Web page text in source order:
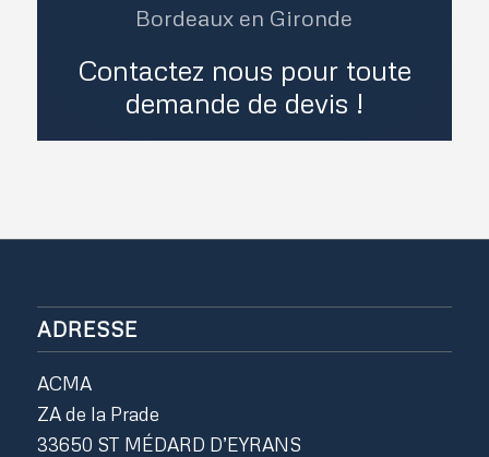
Bordeaux en Gironde
Contactez nous pour toute
demande de devis !
ADRESSE
ACMA
ZA de la Prade
33650 ST MÉDARD D’EYRANS